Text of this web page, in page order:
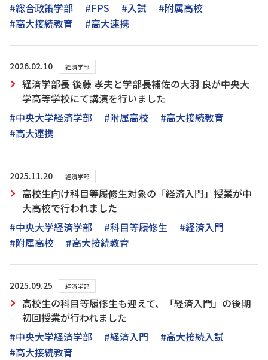
#総合政策学部
#FPS #入試
#附属高校
#高大接続教育
#高大連携
2026.02.10 経済学部
経済学部長 後藤 孝夫と学部長補佐の大羽 良が中央大
学高等学校にて講演を行いました
#中央大学経済学部
#附属高校
#高大接続教育
#高大連携
2025.11.20 経済学部
高校生向け科目等履修生対象の「経済入門」授業が中
大高校で行われました
#中央大学経済学部
#科目等履修生
#経済入門
#附属高校
#高大接続教育
2025.09.25 経済学部
高校生の科目等履修生も迎えて、「経済入門」の後期
初回授業が行われました
#中央大学経済学部
#経済入門
#高大接続入試
#高大接続教育